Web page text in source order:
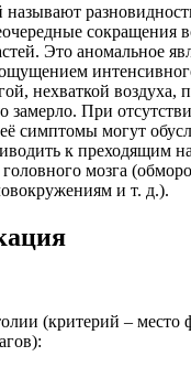
называют
сокращения
Это аномальное
нехваткой воздуха,
замерло. При
симптомы могут
к преходящим
мозга
и т. д.).
(критерий – место